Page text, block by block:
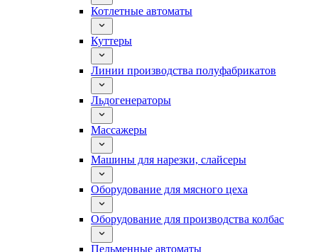
Котлетные автоматы
Куттеры
Линии производства полуфабрикатов
Льдогенераторы
Массажеры
Машины для нарезки, слайсеры
Оборудование для мясного цеха
Оборудование для производства колбас
Пельменные автоматы